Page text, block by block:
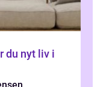
du nyt liv i